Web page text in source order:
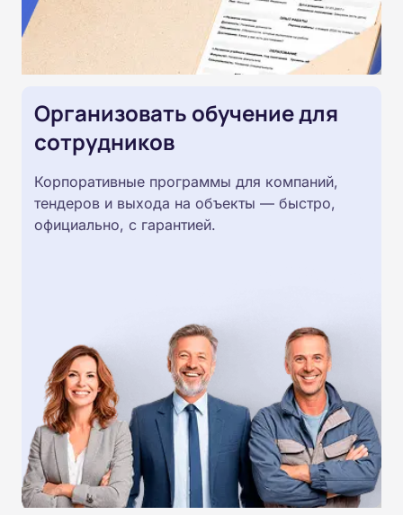
Организовать обучение для
сотрудников
Корпоративные программы для компаний,
тендеров и выхода на объекты — быстро,
официально, с гарантией.